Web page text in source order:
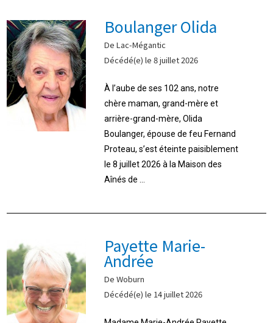
Boulanger Olida
De Lac-Mégantic
Décédé(e) le 8 juillet 2026
À l’aube de ses 102 ans, notre
chère maman, grand-mère et
arrière-grand-mère, Olida
Boulanger, épouse de feu Fernand
Proteau, s’est éteinte paisiblement
le 8 juillet 2026 à la Maison des
Aînés de ...
Payette Marie-
Andrée
De Woburn
Décédé(e) le 14 juillet 2026